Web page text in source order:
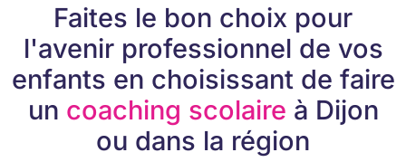
Faites le bon choix pour
l'avenir professionnel de vos
enfants en choisissant de faire
un coaching scolaire à Dijon
ou dans la région